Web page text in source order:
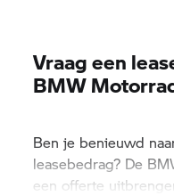
Vraag een
BMW
Ben je benieuwd
leasebedrag? De
een offerte